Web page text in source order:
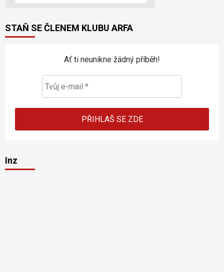
STAŇ SE ČLENEM KLUBU ARFA
Ať ti neunikne žádný příběh!
Inz